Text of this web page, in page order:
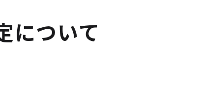
について